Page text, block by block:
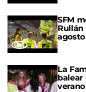
SFM
Rullán
La
balear